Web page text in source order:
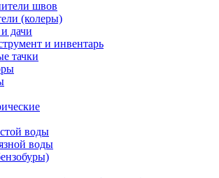
швов
(колеры)
дачи
и инвентарь
тачки
воды
воды